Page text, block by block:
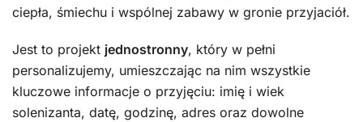
ciepła, śmiechu i wspólnej zabawy w gronie przyjaciół.
Jest to projekt jednostronny, który w pełni
personalizujemy, umieszczając na nim wszystkie
kluczowe informacje o przyjęciu: imię i wiek
solenizanta, datę, godzinę, adres oraz dowolne